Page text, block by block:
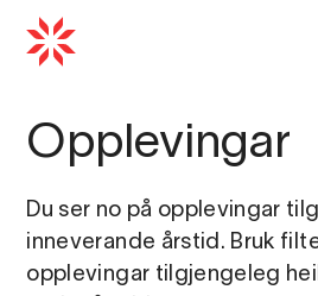
Opplevingar
Du ser no på opplevingar
inneverande årstid. Bruk
opplevingar tilgjengeleg